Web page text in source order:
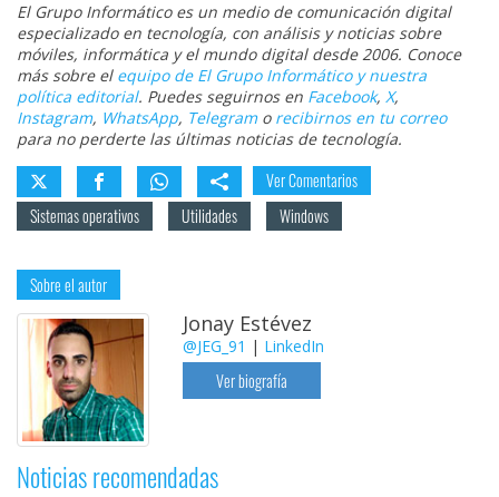
El Grupo Informático es un medio de comunicación digital
especializado en tecnología, con análisis y noticias sobre
móviles, informática y el mundo digital desde 2006. Conoce
más sobre el equipo de El Grupo Informático y nuestra
política editorial. Puedes seguirnos en Facebook, X,
Instagram, WhatsApp, Telegramo recibirnos en tu correo
para no perderte las últimas noticias de tecnología.
Ver Comentarios
Sistemas operativos
Utilidades Windows
Sobre el autor
Jonay Estévez
@JEG_91 | LinkedIn
Ver biografía
Noticias recomendadas